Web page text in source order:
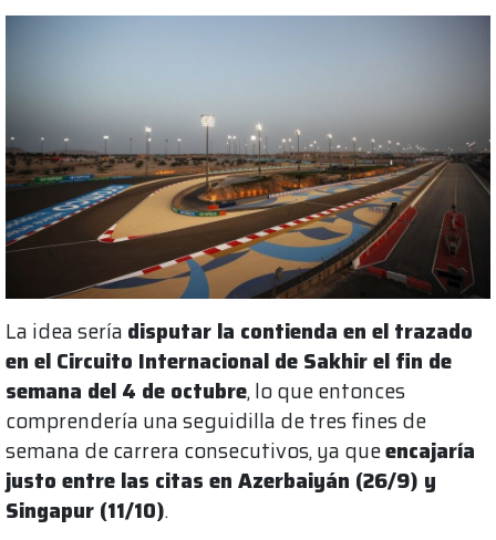
La idea sería disputar la contienda en el trazado
en el Circuito Internacional de Sakhir el fin de
semana del 4 de octubre, lo que entonces
comprendería una seguidilla de tres fines de
semana de carrera consecutivos, ya queencajaría
justo entre las citas en Azerbaiyán (26/9) y
Singapur (11/10).